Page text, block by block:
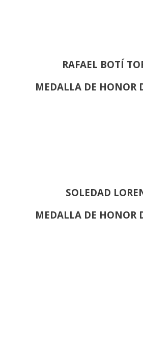
RAFAEL BOTÍ
MEDALLA DE HONOR
SOLEDAD
MEDALLA DE HONOR